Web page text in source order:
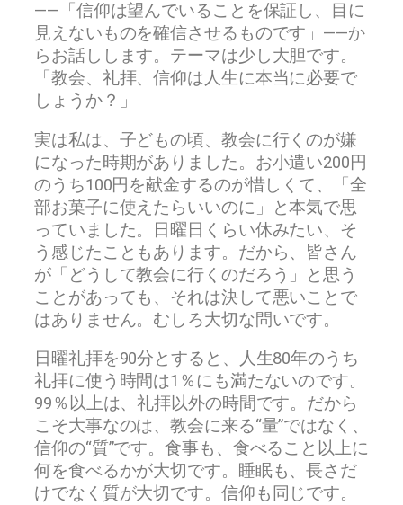
――「信仰は望んでいることを保証し、目に
見えないものを確信させるものです」――か
らお話しします。テーマは少し大胆です。
「教会、礼拝、信仰は人生に本当に必要で
しょうか？」
実は私は、子どもの頃、教会に行くのが嫌
になった時期がありました。お小遣い200円
のうち100円を献金するのが惜しくて、「全
部お菓子に使えたらいいのに」と本気で思
っていました。日曜日くらい休みたい、そ
う感じたこともあります。だから、皆さん
が「どうして教会に行くのだろう」と思う
ことがあっても、それは決して悪いことで
はありません。むしろ大切な問いです。
日曜礼拝を90分とすると、人生80年のうち
礼拝に使う時間は1％にも満たないのです。
99％以上は、礼拝以外の時間です。だから
こそ大事なのは、教会に来る“量”ではなく、
信仰の“質”です。食事も、食べること以上に
何を食べるかが大切です。睡眠も、長さだ
けでなく質が大切です。信仰も同じです。